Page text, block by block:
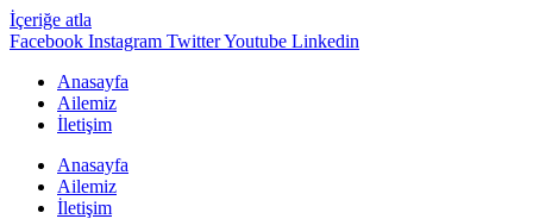
İçeriğe atla
Facebook Instagram TwitterYoutube Linkedin
Anasayfa
Ailemiz
İletişim
Anasayfa
Ailemiz
İletişim